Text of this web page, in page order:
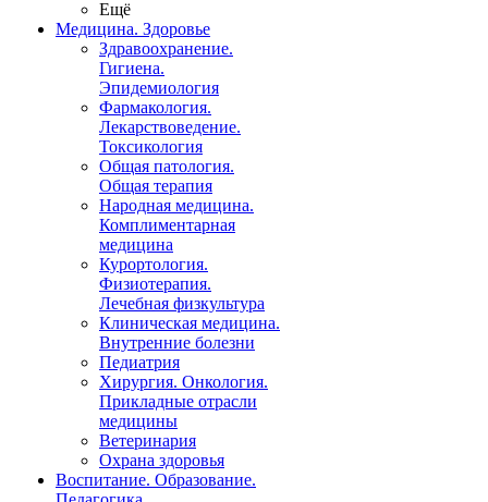
Ещё
Медицина. Здоровье
Здравоохранение.
Гигиена.
Эпидемиология
Фармакология.
Лекарствоведение.
Токсикология
Общая патология.
Общая терапия
Народная медицина.
Комплиментарная
медицина
Курортология.
Физиотерапия.
Лечебная физкультура
Клиническая медицина.
Внутренние болезни
Педиатрия
Хирургия. Онкология.
Прикладные отрасли
медицины
Ветеринария
Охрана здоровья
Воспитание. Образование.